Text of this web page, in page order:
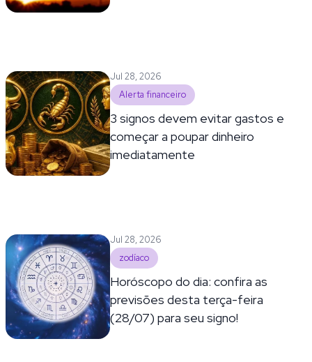
Jul 28, 2026
Alerta financeiro
3 signos devem evitar gastos e
começar a poupar dinheiro
imediatamente
Jul 28, 2026
zodíaco
Horóscopo do dia: confira as
previsões desta terça-feira
(28/07) para seu signo!